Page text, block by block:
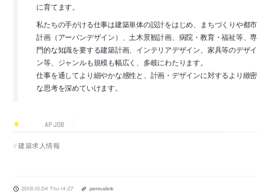
に育てます。
私たちの手がける仕事は建築単体の設計をはじめ、まちづくりや都市
計画（アーバンデザイン）、土木景観計画、病院・教育・福祉等、専
門的な知識を要する建築計画、インテリアデザイン、家具等のデザイ
ン等、ジャンルも規模も幅広く、多岐にわたります。
仕事を通してより細やかな感性と、計画・デザインに対するより緻密
な思考を深めていけます。
AP JOB
建築求人情報
2018.10.04 Thu 14:27 permalink